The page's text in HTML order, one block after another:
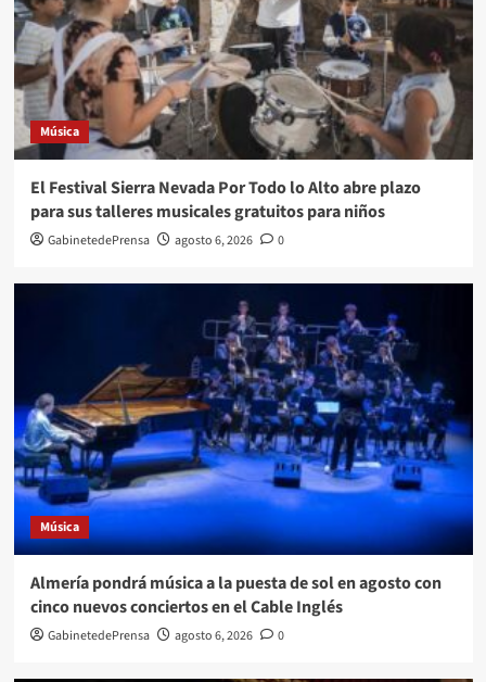
Música
El Festival Sierra Nevada Por Todo lo Alto abre plazo
para sus talleres musicales gratuitos para niños
GabinetedePrensa agosto 6, 2026 0
Música
Almería pondrá música a la puesta de sol en agosto con
cinco nuevos conciertos en el Cable Inglés
GabinetedePrensa agosto 6, 2026 0